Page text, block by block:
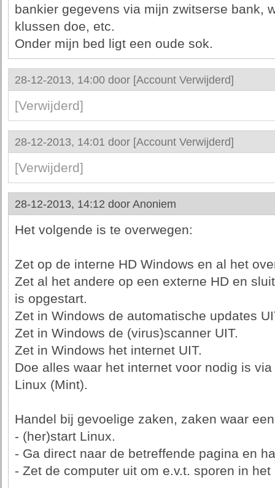
bankier gegevens via mijn zwitserse bank,
klussen doe, etc.
Onder mijn bed ligt een oude sok.
28-12-2013, 14:00 door [Account Verwijderd]
[Verwijderd]
28-12-2013, 14:01 door [Account Verwijderd]
[Verwijderd]
28-12-2013, 14:12 door Anoniem
Het volgende is te overwegen:
Zet op de interne HD Windows en al het
Zet al het andere op een externe HD en
is opgestart.
Zet in Windows de automatische updates
Zet in Windows de (virus)scanner UIT.
Zet in Windows het internet UIT.
Doe alles waar het internet voor nodig is
Linux (Mint).
Handel bij gevoelige zaken, zaken waar
- (her)start Linux.
- Ga direct naar de betreffende pagina en
- Zet de computer uit om e.v.t. sporen in